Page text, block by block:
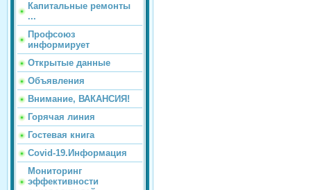
Капитальные ремонты
...
Профсоюз
информирует
Открытые данные
Объявления
Внимание, ВАКАНСИЯ!
Горячая линия
Гостевая книга
Covid-19.Информация
Мониторинг
эффективности